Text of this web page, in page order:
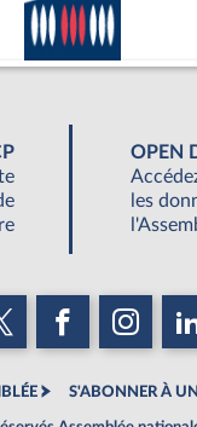
OPEN
les
S'ABONNER À